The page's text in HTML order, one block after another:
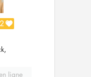
ligne